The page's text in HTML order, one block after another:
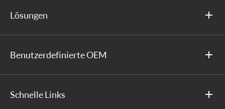
Lösungen
Benutzerdefinierte OEM
Schnelle Links